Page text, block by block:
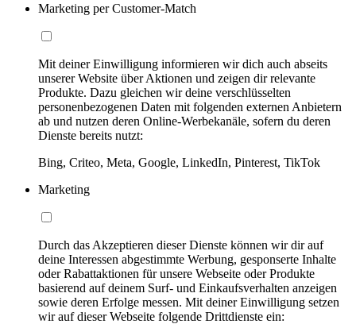
Marketing per Customer-Match
Mit deiner Einwilligung informieren wir dich auch abseits
unserer Website über Aktionen und zeigen dir relevante
Produkte. Dazu gleichen wir deine verschlüsselten
personenbezogenen Daten mit folgenden externen Anbietern
ab und nutzen deren Online-Werbekanäle, sofern du deren
Dienste bereits nutzt:
Bing, Criteo, Meta, Google, LinkedIn, Pinterest, TikTok
Marketing
Durch das Akzeptieren dieser Dienste können wir dir auf
deine Interessen abgestimmte Werbung, gesponserte Inhalte
oder Rabattaktionen für unsere Webseite oder Produkte
basierend auf deinem Surf- und Einkaufsverhalten anzeigen
sowie deren Erfolge messen. Mit deiner Einwilligung setzen
wir auf dieser Webseite folgende Drittdienste ein: